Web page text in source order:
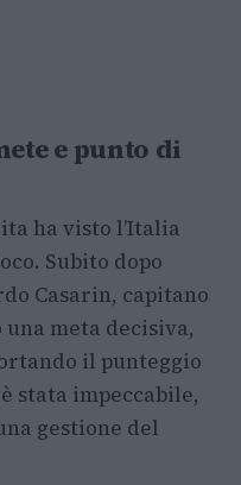
e punto di
ha visto l’Italia
Subito dopo
Casarin, capitano
meta decisiva,
il punteggio
stata impeccabile,
gestione del